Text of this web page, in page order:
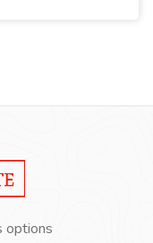
options